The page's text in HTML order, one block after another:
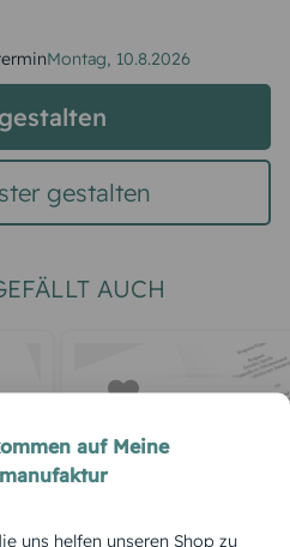
Montag, 10.8.2026
gestalten
AUCH
auf Meine
uns helfen unseren Shop zu